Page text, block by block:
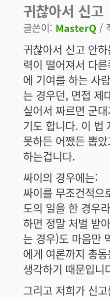
귀찮아서 신고
글쓴이: MasterQ /
귀찮아서 신고 안
력이 떨어져서 다
에 기여를 하는 사
는 경우던, 면접 제
싶어서 짜르면 군
기도 합니다. 이 법
못하든 어쨌든 뽑
하는겁니다.
싸이의 경우에는:
싸이를 무조건적으
도의 일을 한 경우
하면 정말 처벌 받
는 경우)도 마음만
에게 여론까지 총
생각하기 때문입니
그리고 저희가 신